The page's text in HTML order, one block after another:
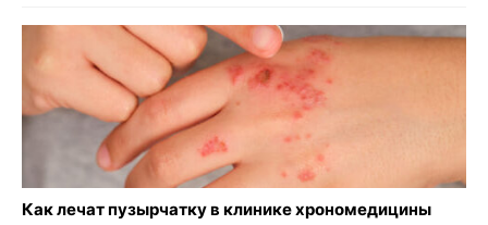
Как лечат пузырчатку в клинике хрономедицины